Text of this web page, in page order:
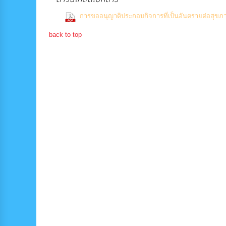
การขออนุญาติประกอบกิจการที่เป็นอันตรายต่อสุขภ
back to top